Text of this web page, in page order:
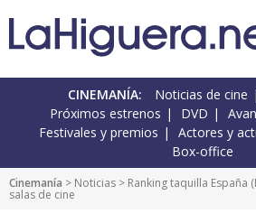
CINEMANÍA: Noticias de cine
Próximos estrenos
DVD
Festivales y premios
Actores y
Box-office
Cinemanía > Noticias > Ranking taquilla España (
salas de cine